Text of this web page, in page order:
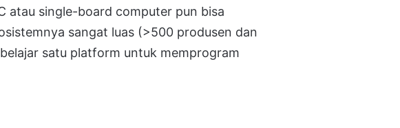
atau single-board computer pun bisa
sangat luas (>500 produsen dan
satu platform untuk memprogram